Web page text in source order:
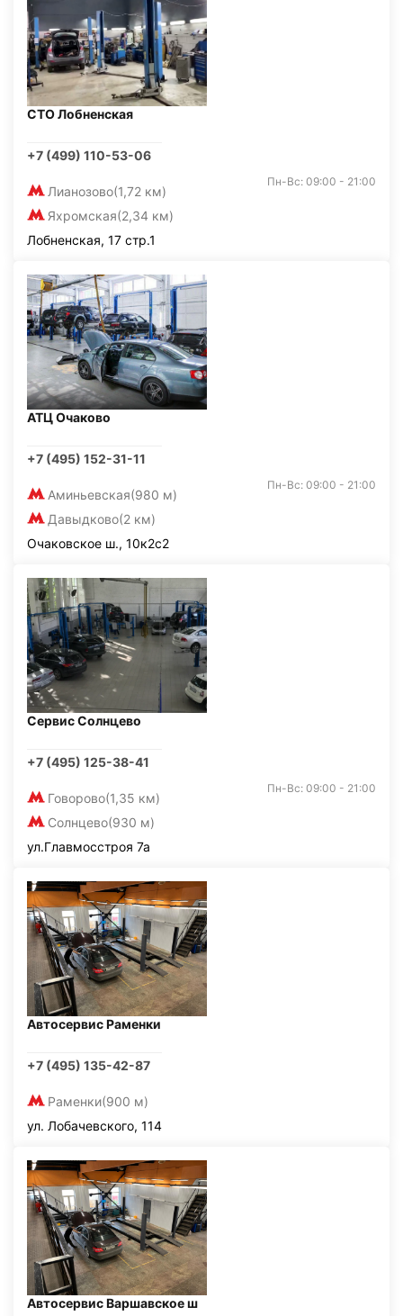
СТО Лобненская
+7 (499) 110-53-06
Лианозово(1,72 км)
Яхромская(2,34 км)
Пн-Вс: 09:00 - 21:00
Лобненская, 17 стр.1
АТЦ Очаково
+7 (495) 152-31-11
Аминьевская(980 м)
Давыдково(2 км)
Пн-Вс: 09:00 - 21:00
Очаковское ш., 10к2с2
Сервис Солнцево
+7 (495) 125-38-41
Говорово(1,35 км)
Солнцево(930 м)
Пн-Вс: 09:00 - 21:00
ул.Главмосстроя 7а
Автосервис Раменки
+7 (495) 135-42-87
Раменки(900 м)
ул. Лобачевского, 114
Автосервис Варшавское ш